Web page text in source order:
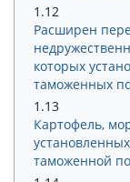
1.12
Расширен
которых
таможенных
1.13
Картофель,
таможенной